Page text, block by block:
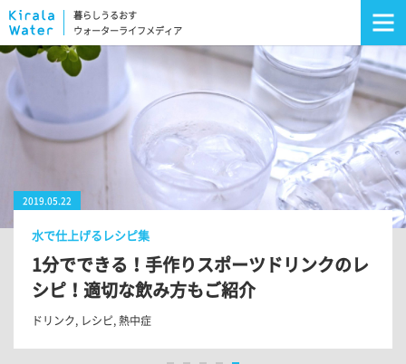
暮らしうるおす
ウォーターライフメディア
2019.05.22
水で仕上げるレシピ集
1分でできる！手作りスポーツドリンクのレ
シピ！適切な飲み方もご紹介
ドリンク, レシピ,熱中症
2017.12.20
ウォーターサーバーガイド
1分でわかるウォーターサーバーのメリット
ウォーターサーバー
2019.03.01
くらし、うるおすお役立ち情報
【家飲みを楽しむ】お湯割り・水割り・ロ
ックでお酒を美味しく！
レシピ,お酒
2017.12.08
知る・学ぶ・水の世界
軟水・硬水の違いを比較！ 料理や美容に活
用できる！飲み分け・使い分けのススメ
硬水 ,軟水
2019.11.01
水で仕上げるレシピ集
水出しコーヒーの作り方を紹介！ お手軽～
本格派まで
ドリンク, レシピ
2019.05.22
水で仕上げるレシピ集
1分でできる！手作りスポーツドリンクのレ
シピ！適切な飲み方もご紹介
ドリンク, レシピ,熱中症
ウォーターサーバーガイド
1分でわかるウォーターサーバーのメリット
ウォーターサーバー